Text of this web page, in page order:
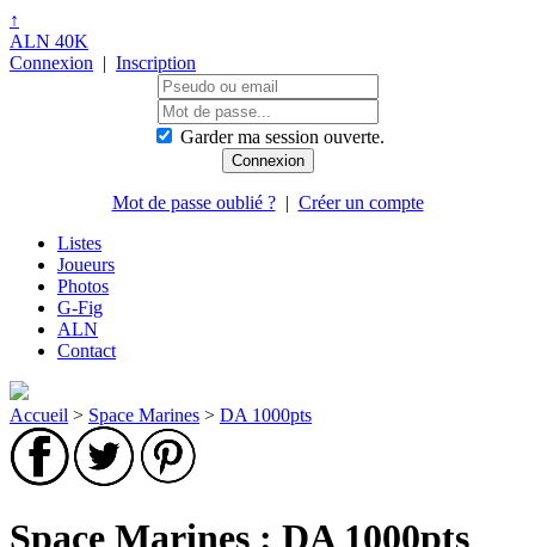
↑
ALN 40K
Connexion | Inscription
Garder ma session ouverte.
Mot de passe oublié ?| Créer un compte
Listes
Joueurs
Photos
G-Fig
ALN
Contact
Accueil > Space Marines > DA 1000pts
Space Marines : DA 1000pts